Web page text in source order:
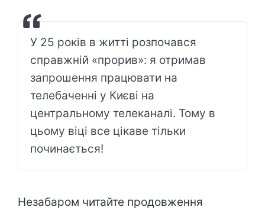
У 25 років в житті розпочався
справжній «прорив»: я отримав
запрошення працювати на
телебаченні у Києві на
центральному телеканалі. Тому в
цьому віці все цікаве тільки
починається!
Незабаром читайте продовження